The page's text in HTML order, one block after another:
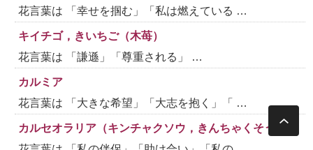
花言葉は 「幸せを掴む」「私は燃えている …
キイチゴ，きいちご（木苺）
花言葉は 「謙遜」「尊重される」 …
カルミア
花言葉は 「大きな希望」「大志を抱く」「 …
カルセオラリア（キンチャクソウ，きんちゃくそう）